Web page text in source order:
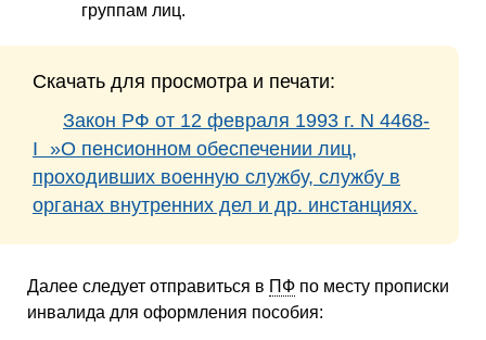
группам лиц.
Скачать для просмотра и печати:
Закон РФ от 12 февраля 1993 г. N 4468-
I »О пенсионном обеспечении лиц,
проходивших военную службу, службу в
органах внутренних дел и др. инстанциях.
Далее следует отправиться в ПФ по месту прописки
инвалида для оформления пособия: